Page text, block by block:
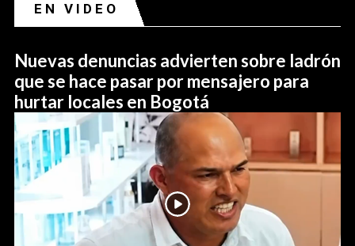
EN VIDEO
Nuevas denuncias advierten sobre ladrón
que se hace pasar por mensajero para
hurtar locales en Bogotá